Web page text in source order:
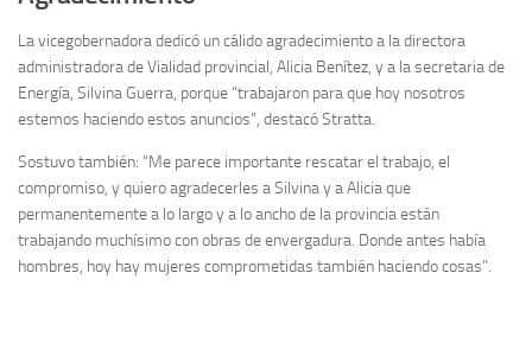
La vicegobernadora dedicó un cálido agradecimiento a la directora
administradora de Vialidad provincial, Alicia Benítez, y a la secretaria de
Energía, Silvina Guerra, porque “trabajaron para que hoy nosotros
estemos haciendo estos anuncios”, destacó Stratta.
Sostuvo también: “Me parece importante rescatar el trabajo, el
compromiso, y quiero agradecerles a Silvina y a Alicia que
permanentemente a lo largo y a lo ancho de la provincia están
trabajando muchísimo con obras de envergadura. Donde antes había
hombres, hoy hay mujeres comprometidas también haciendo cosas”.